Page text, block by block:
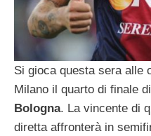
Si gioca questa sera alle
Milano il quarto di finale di
Bologna. La vincente di
diretta affronterà in